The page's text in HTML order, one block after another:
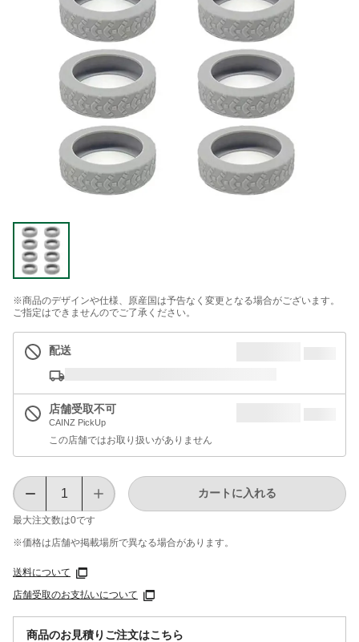
※商品のデザインや仕様、原産国は予告なく変更となる場合がございます。
ご指定はできませんのでご了承ください。
配送
店舗受取不可
CAINZ PickUp
この店舗ではお取り扱いがありません
最大注文数は0です
カートに入れる
※価格は​店舗や​掲載場所で​異なる​場合が​あります。
送料について
店舗受取のお支払いについて
商品のお見積りご注文はこちら